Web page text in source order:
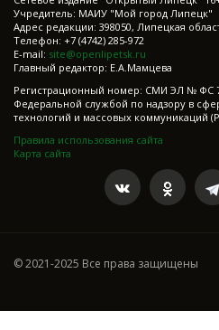
Учредитель: МАИУ "Мой город Липецк"
Адрес редакции: 398050, Липецкая
Телефон: +7 (4742) 285-972
E-mail: site@openlipetsk.ru
Главный редактор: Е.А.Мамцева
Регистрационный номер: СМИ ЭЛ № ФС
Федеральной службой по надзору в
технологий и массовых коммуникаций
Правила использования сайта
Карта сайта
© 2021-2025 Все права защищены